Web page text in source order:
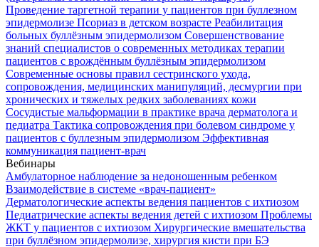
Проведение таргетной терапии у пациентов при буллезном
эпидермолизе Псориаз в детском возрасте Реабилитация
больных буллёзным эпидермолизом Совершенствование
знаний специалистов о современных методиках терапии
пациентов с врождённым буллёзным эпидермолизом
Современные основы правил сестринского ухода,
сопровождения, медицинских манипуляций, десмургии при
хронических и тяжелых редких заболеваниях кожи
Сосудистые мальформации в практике врача дерматолога и
педиатра Тактика сопровождения при болевом синдроме у
пациентов с буллезным эпидермолизом Эффективная
коммуникация пациент-врач
Вебинары
Амбулаторное наблюдение за недоношенным ребенком
Взаимодействие в системе «врач-пациент»
Дерматологические аспекты ведения пациентов с ихтиозом
Педиатрические аспекты ведения детей с ихтиозом Проблемы
ЖКТ у пациентов с ихтиозом Хирургические вмешательства
при буллёзном эпидермолизе, хирургия кисти при БЭ